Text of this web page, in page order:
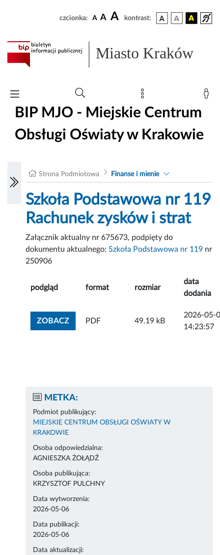
czcionka: A A A kontrast:
Miasto Kraków
BIP MJO - Miejskie Centrum
Obsługi Oświaty w Krakowie
Strona Podmiotowa Finanse i mienie
Szkoła Podstawowa nr 119
Rachunek zysków i strat
Załącznik aktualny nr 675673, podpięty do
dokumentu aktualnego:Szkoła Podstawowa nr 119 nr
250906
podgląd format rozmiar
data
dodania
ZOBACZZOBACZ ZAŁĄCZNIK
PDF 49.19 kB
2026-05-
14:23:57
METKA:
Podmiot publikujący:
MIEJSKIE CENTRUM OBSŁUGI OŚWIATY W
KRAKOWIE
Osoba odpowiedzialna:
AGNIESZKA ŻOŁĄDŹ
Osoba publikująca:
KRZYSZTOF PULCHNY
Data wytworzenia:
2026-05-06
Data publikacji:
2026-05-06
Data aktualizacji: